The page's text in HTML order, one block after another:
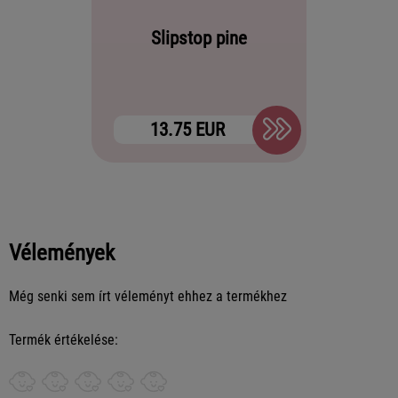
Slipstop pine
13.75 EUR
Vélemények
Még senki sem írt véleményt ehhez a termékhez
Termék értékelése: